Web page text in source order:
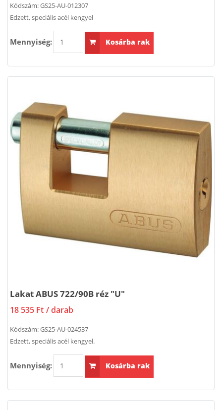
Kódszám:GS25-AU-012307
Edzett, speciális acél kengyel
Mennyiség: Kosárba rak
Lakat ABUS 722/90B réz "U"
18 535 Ft / darab
Kódszám:GS25-AU-024537
Edzett, speciális acél kengyel.
Mennyiség: Kosárba rak